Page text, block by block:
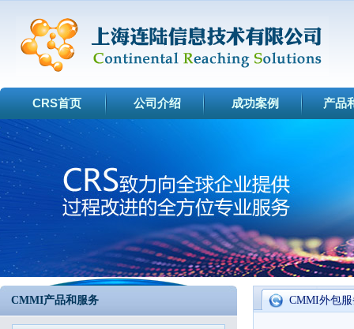
CRS首页 公司介绍 成功案例 产品
CMMI外包
CMMI产品和服务